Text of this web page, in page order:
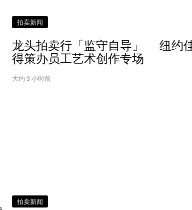
拍卖新闻
龙头拍卖行「监守自导」 纽约
得策办员工艺术创作专场
大约 3 小时前
拍卖新闻